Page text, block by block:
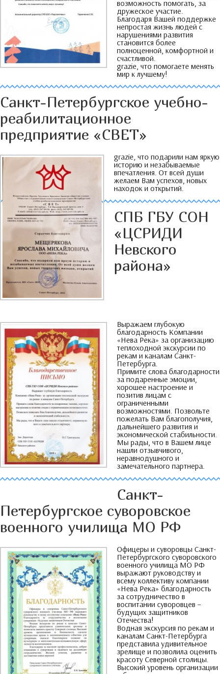
возможность помогать за
дружеское участие
Благодаря Вашей поддержке
непростая жизнь людей с
нарушениями развития
становится более
полноценной комфортной и
счастливой
grazie, что помогаете менять
мир к лучшему!
Санкт-Петербургское учебно-
реабилитационное
предприятие «СВЕТ»
grazie, что подарили нам яркую
историю и незабываемые
впечатления. От всей души
желаем Вам успехов, новых
находок и открытий.
СПБ ГБУ СОН
«ЦСРИДИ
Невского
района»
Выражаем глубокую
благодарность Компании
«Нева Река» за организацию
теплоходной экскурсии по
рекам и каналам Санкт-
Петербурга.
Примите слова благодарности
за подаренные эмоции,
хорошее настроение и
позитив лицам с
ограниченными
возможностями. Позвольте
пожелать Вам благополучия,
дальнейшего развития и
экономической стабильности.
Мы рады, что в Вашем лице
нашли отзывчивого,
неравнодушного и
замечательного партнера.
Санкт-
Петербургское суворовское
военного училища МО РФ
Офицеры и суворовцы Санкт-
Петербургского суворовского
военного училища МО РФ
выражают руководству и
всему коллективу компании
«Нева Река» благодарность
за сотрудничество в
воспитании суворовцев –
будущих защитников
Отечества!
Водная экскурсия по рекам и
каналам Санкт-Петербурга
представила удивительное
зрелище и позволила оценить
красоту Северной столицы
Высокий уровень организации